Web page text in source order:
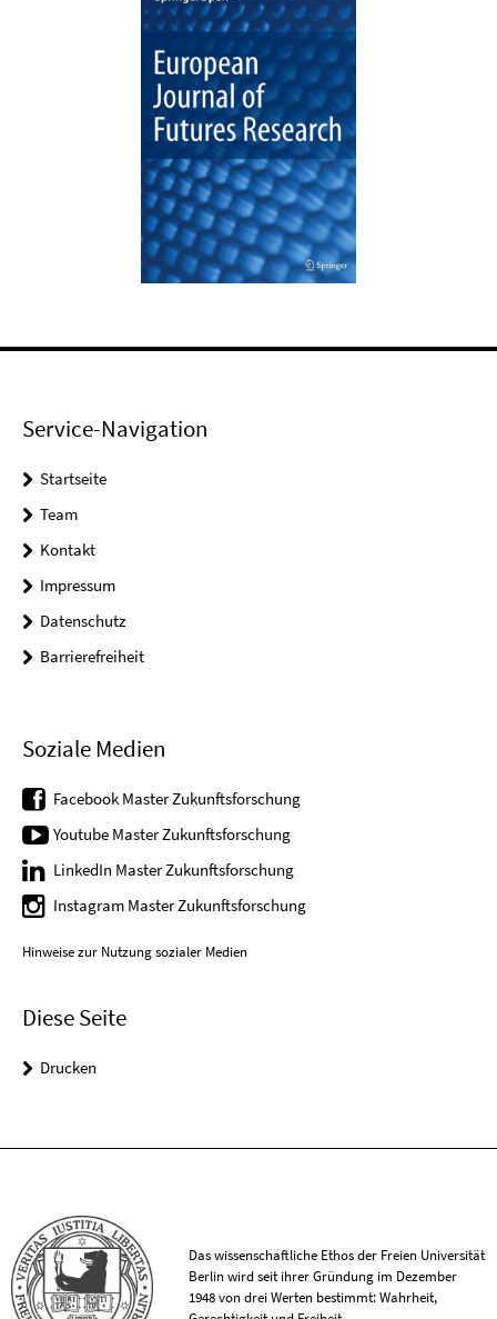
Service-Navigation
Startseite
Team
Kontakt
Impressum
Datenschutz
Barrierefreiheit
Soziale Medien
Facebook Master Zukunftsforschung
Youtube Master Zukunftsforschung
LinkedIn Master Zukunftsforschung
Instagram Master Zukunftsforschung
Hinweise zur Nutzung sozialer Medien
Diese Seite
Drucken
Das wissenschaftliche Ethos der Freien Universität
Berlin wird seit ihrer Gründung im Dezember
1948 von drei Werten bestimmt: Wahrheit,